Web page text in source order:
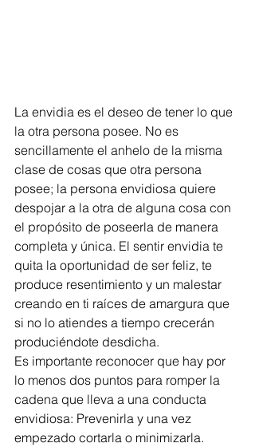
La envidia es el deseo de tener lo que
la otra persona posee. No es
sencillamente el anhelo de la misma
clase de cosas que otra persona
posee; la persona envidiosa quiere
despojar a la otra de alguna cosa con
el propósito de poseerla de manera
completa y única. El sentir envidia te
quita la oportunidad de ser feliz, te
produce resentimiento y un malestar
creando en ti raíces de amargura que
si no lo atiendes a tiempo crecerán
produciéndote desdicha.
Es importante reconocer que hay por
lo menos dos puntos para romper la
cadena que lleva a una conducta
envidiosa: Prevenirla y una vez
empezado cortarla o minimizarla.